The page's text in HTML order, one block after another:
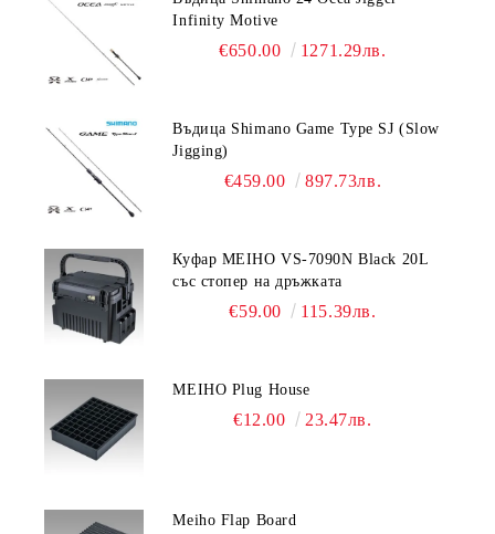
Infinity Motive
€650.00 1271.29лв.
Въдица Shimano Game Type SJ (Slow
Jigging)
€459.00 897.73лв.
Куфар MEIHO VS-7090N Black 20L
със стопер на дръжката
€59.00 115.39лв.
MEIHO Plug House
€12.00 23.47лв.
Meiho Flap Board